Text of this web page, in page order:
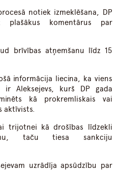
notiek izmeklēšana, DP
plašākus komentārus par
brīvības atņemšanu līdz 15
informācija liecina, ka viens
ir Aleksejevs, kurš DP gada
kā prokremliskais vai
aktīvists.
trijotnei kā drošības līdzekli
taču tiesa sankciju
uzrādīja apsūdzību par